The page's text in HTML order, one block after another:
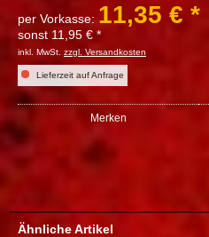
per Vorkasse: 11,35 € *
sonst 11,95 € *
inkl. MwSt. zzgl. Versandkosten
Lieferzeit auf Anfrage
Merken
Ähnliche Artikel